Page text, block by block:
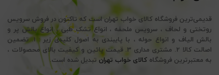
قدیمی‌ترین فروشگاه کالای خواب تهران است که تاکنون در فروش سرویس
روتختی و لحاف ، سرویس ملحفه ، انواع تشک طبی ، انواع بالش پر و
بالش الیاف و انواع حوله ، با پایبندی به اصول کلیدی زیر : 1. تضمین
اصالت کالا 2. مشتری مداری 3. قیمت پائین و کیفیت بالای محصولات ،
به معتبرترین فروشگاه کالای خواب تهران تبدیل شده است.